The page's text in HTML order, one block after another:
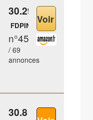
30.29 €
FDPIN
n°45
/ 69
annonces
30.8 €